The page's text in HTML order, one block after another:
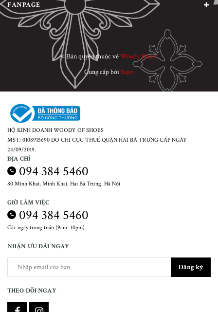
FANPAGE
© Bản quyền thuộc vềWoody Planet
Cung cấp bởiSapo
HỘ KINH DOANH WOODY OF SHOES
MST: 0108915690 DO CHI CỤC THUẾ QUẬN HAI BÀ TRƯNG CẤP NGÀY
24/09/2019.
ĐỊA CHỈ
094 384 5460
80 Minh Khai, Minh Khai, Hai Bà Trưng, Hà Nội
GIỜ LÀM VIỆC
094 384 5460
Các ngày trong tuần (9am- 10pm)
NHẬN ƯU ĐÃI NGAY
Đăng ký
THEO DÕI NGAY